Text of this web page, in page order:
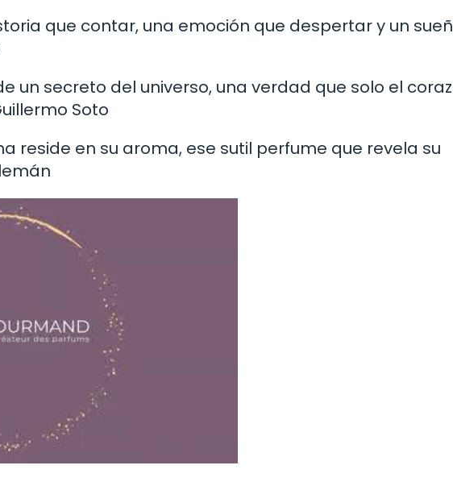
que contar, una emoción que despertar y un
un secreto del universo, una verdad que solo el
Soto
reside en su aroma, ese sutil perfume que revela su